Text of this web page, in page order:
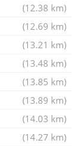
(12.38 km)
(12.69 km)
(13.21 km)
(13.48 km)
(13.85 km)
(13.89 km)
(14.03 km)
(14.27 km)